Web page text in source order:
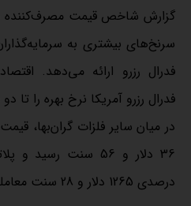
گزارش شاخص قیمت مصرف‌کننده
سرنخ‌های بیشتری به
فدرال رزرو ارائه می‌دهد.
فدرال رزرو آمریکا نرخ بهره را تا
درصدی 1265 دلار و 28 سنت معامله می‌شود.